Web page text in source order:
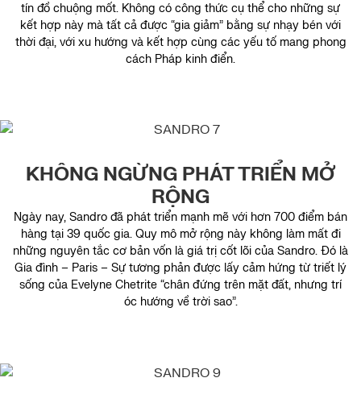
tín đồ chuộng mốt. Không có công thức cụ thể cho những sự
kết hợp này mà tất cả được “gia giảm” bằng sự nhạy bén với
thời đại, với xu hướng và kết hợp cùng các yếu tố mang phong
cách Pháp kinh điển.
KHÔNG NGỪNG PHÁT TRIỂN MỞ
RỘNG
Ngày nay, Sandro đã phát triển mạnh mẽ với hơn 700 điểm bán
hàng tại 39 quốc gia. Quy mô mở rộng này không làm mất đi
những nguyên tắc cơ bản vốn là giá trị cốt lõi của Sandro. Đó là
Gia đình – Paris – Sự tương phản được lấy cảm hứng từ triết lý
sống của Evelyne Chetrite “chân đứng trên mặt đất, nhưng trí
óc hướng về trời sao”.